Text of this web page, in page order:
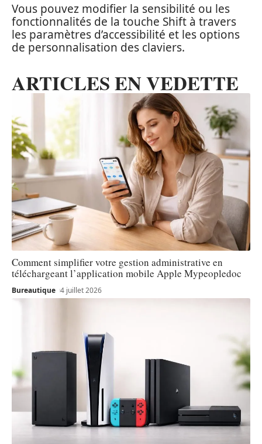
Vous pouvez modifier la sensibilité ou les
fonctionnalités de la touche Shift à travers
les paramètres d’accessibilité et les options
de personnalisation des claviers.
ARTICLES EN VEDETTE
Comment simplifier votre gestion administrative en
téléchargeant l’application mobile Apple Mypeopledoc
Bureautique 4 juillet 2026